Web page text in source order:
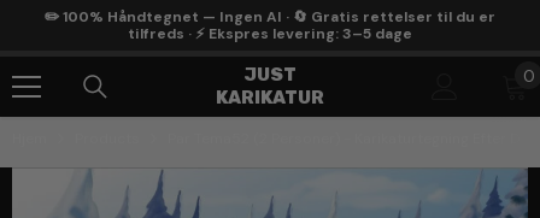
Gå Til Indhold
✏️ 100% Håndtegnet — Ingen AI · 🔄 Gratis rettelser til du er
tilfreds · ⚡ Ekspres levering: 3–5 dage
JUST
KARIKATUR
0
0